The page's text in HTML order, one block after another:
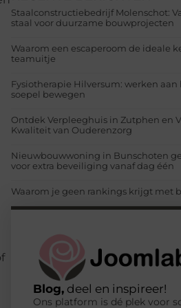
Staalconstructiebedrijf Molenschot:
staal voor duurzame bouwprojecten
Waarom een escaperoom de ideale
teamuitje
Fysiotherapie Hilversum: werken aan
soepel bewegen
Ontdek Verpleeghuis in Zutphen en
Kwaliteit van Ouderenzorg
Nieuwbouwwoning in Bunschoten
voor extra beveiliging vanaf dag één
Waarom je geen rankings krijgt met
Blog, deel en inspireer!
Ons platform is dé plek voor